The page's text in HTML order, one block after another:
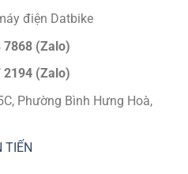
điện Datbike
7868 (Zalo)
2194 (Zalo)
Phường Bình Hưng Hoà,
TIẾN